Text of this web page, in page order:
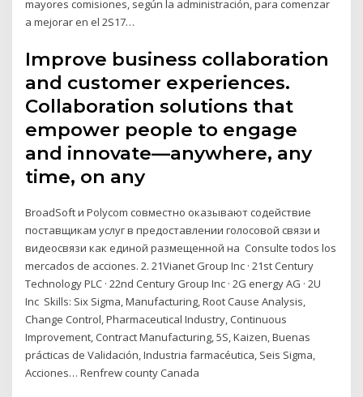
mayores comisiones, según la administración, para comenzar
a mejorar en el 2S17…
Improve business collaboration
and customer experiences.
Collaboration solutions that
empower people to engage
and innovate—anywhere, any
time, on any
BroadSoft и Polycom совместно оказывают содействие
поставщикам услуг в предоставлении голосовой связи и
видеосвязи как единой размещенной на Consulte todos los
mercados de acciones. 2. 21Vianet Group Inc · 21st Century
Technology PLC · 22nd Century Group Inc · 2G energy AG · 2U
Inc Skills: Six Sigma, Manufacturing, Root Cause Analysis,
Change Control, Pharmaceutical Industry, Continuous
Improvement, Contract Manufacturing, 5S, Kaizen, Buenas
prácticas de Validación, Industria farmacéutica, Seis Sigma,
Acciones… Renfrew county Canada